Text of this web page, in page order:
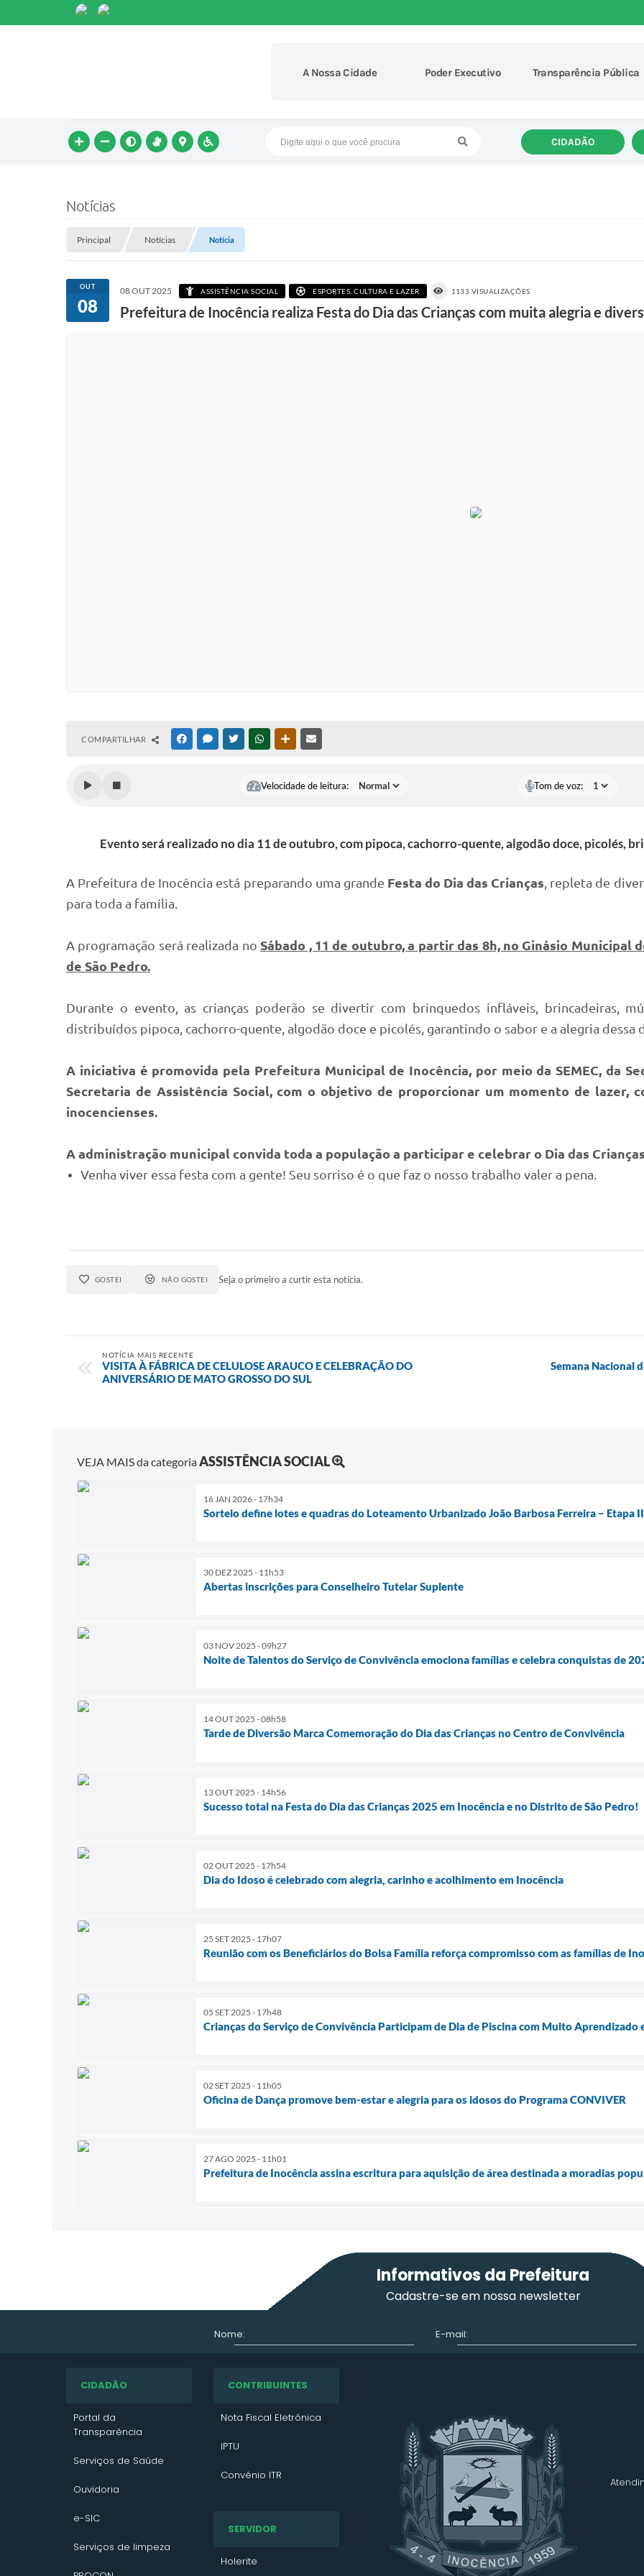
A Nossa Cidade Poder Executivo Transparência Pública
CIDADÃO
Notícias
Principal Notícias Notícia
OUT
08
08 OUT 2025 ASSISTÊNCIA SOCIAL ESPORTES, CULTURA E LAZER 1133 VISUALIZAÇÕES
Prefeitura de Inocência realiza Festa do Dia das Crianças com muita alegria e
COMPARTILHAR FACEBOOKMESSENGER
TWITTERWHATSAPPOUTRAS MÍDIAS
Velocidade de leitura: Tom de voz:
Evento será realizado no dia 11 de outubro, com pipoca, cachorro-quente, algodão doce, picolés,
A Prefeitura de Inocência está preparando uma grande Festa do Dia das Crianças, repleta de
para toda a família.
A programação será realizada no Sábado , 11 de outubro, a partir das 8h, no Ginásio Municipal
de São Pedro.
Durante o evento, as crianças poderão se divertir com brinquedos infláveis, brincadeiras,
distribuídos pipoca, cachorro-quente, algodão doce e picolés, garantindo o sabor e a alegria dessa
A iniciativa é promovida pela Prefeitura Municipal de Inocência, por meio da SEMEC, da
Secretaria de Assistência Social, com o objetivo de proporcionar um momento de lazer,
inocenciense​s.
A administração municipal convida toda a população a participar e celebrar o Dia das
Venha viver essa festa com a gente! Seu sorriso é o que faz o nosso trabalho valer a pena.
GOSTEI NÃO GOSTEI Seja o primeiro a curtir esta notícia.
NOTÍCIA MAIS RECENTE
VISITA À FÁBRICA DE CELULOSE ARAUCO E CELEBRAÇÃO DO
ANIVERSÁRIO DE MATO GROSSO DO SUL
Semana Nacional
VEJA MAIS da categoriaASSISTÊNCIA SOCIAL
16 JAN 2026 - 17h34
Sorteio define lotes e quadras do Loteamento Urbanizado João Barbosa Ferreira – Etapa
30 DEZ 2025 - 11h53
Abertas inscrições para Conselheiro Tutelar Suplente
03 NOV 2025 - 09h27
Noite de Talentos do Serviço de Convivência emociona famílias e celebra conquistas de
14 OUT 2025 - 08h58
Tarde de Diversão Marca Comemoração do Dia das Crianças no Centro de Convivência
13 OUT 2025 - 14h56
Sucesso total na Festa do Dia das Crianças 2025 em Inocência e no Distrito de São Pedro!
02 OUT 2025 - 17h54
Dia do Idoso é celebrado com alegria, carinho e acolhimento em Inocência
25 SET 2025 - 17h07
Reunião com os Beneficiários do Bolsa Família reforça compromisso com as famílias de
05 SET 2025 - 17h48
Crianças do Serviço de Convivência Participam de Dia de Piscina com Muito Aprendizado
02 SET 2025 - 11h05
Oficina de Dança promove bem-estar e alegria para os idosos do Programa CONVIVER
27 AGO 2025 - 11h01
Prefeitura de Inocência assina escritura para aquisição de área destinada a moradias
Informativos da Prefeitura
Cadastre-se em nossa newsletter
Nome: E-mail:
CIDADÃO
Portal da
Transparência
Serviços de Saúde
Ouvidoria
e-SIC
Serviços de limpeza
CONTRIBUINTES
Nota Fiscal Eletrônica
IPTU
Convênio ITR
VTN 2025
VTN 2024
SERVIDOR
Holerite